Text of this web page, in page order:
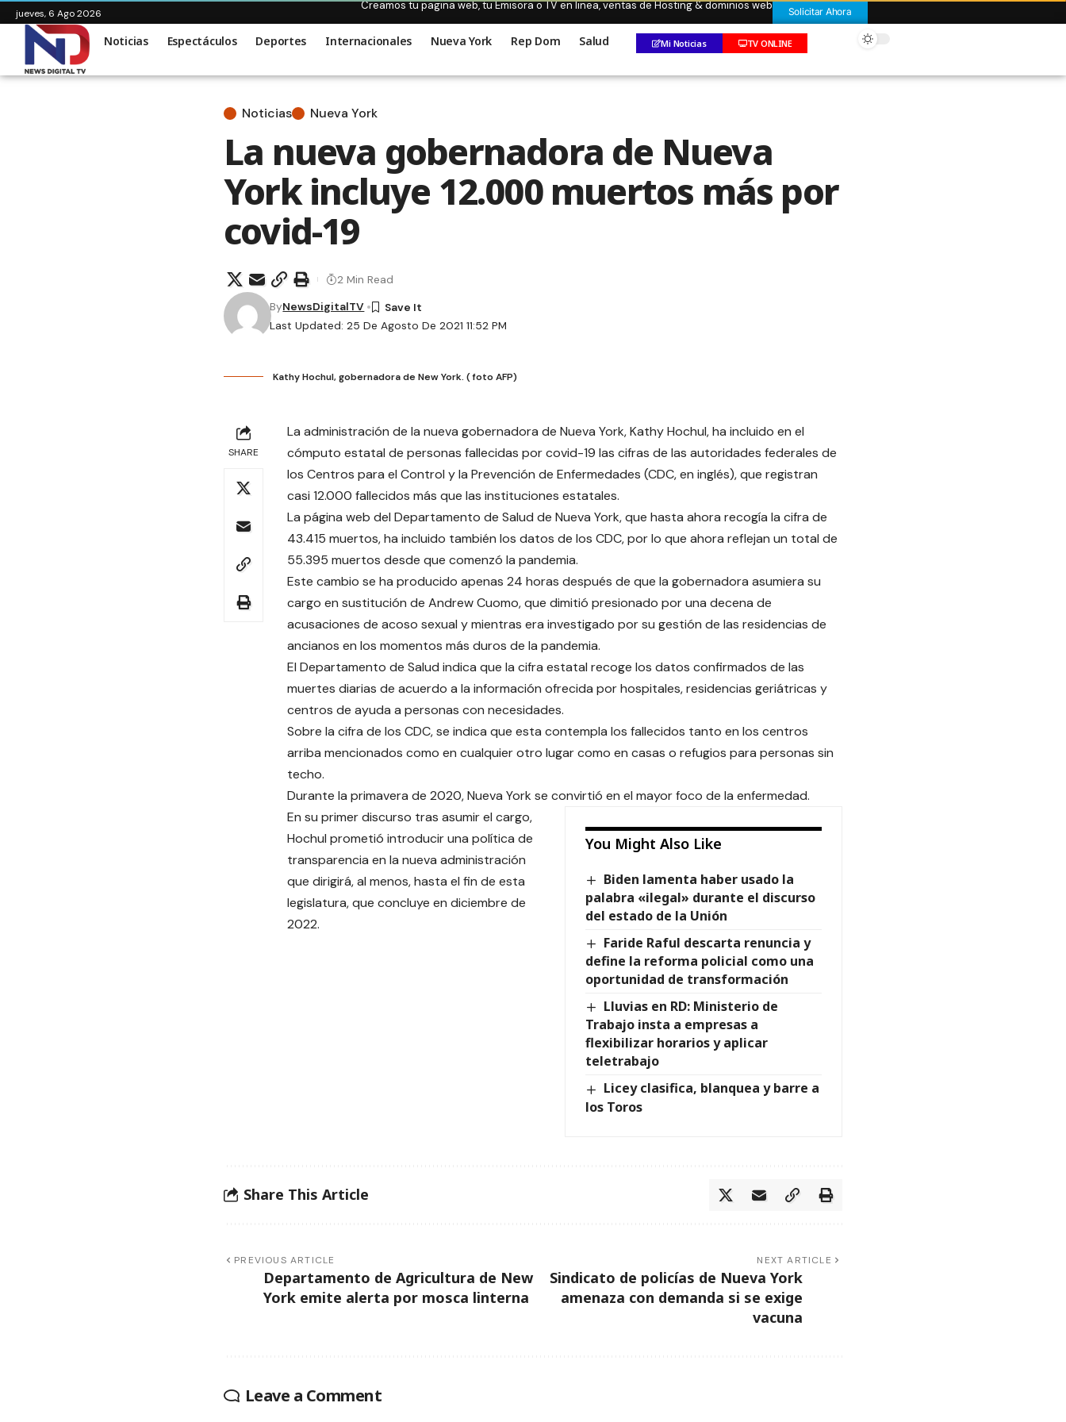
jueves, 6 Ago 2026
Creamos tu pagina web, tu Emisora o TV en linea, ventas de Hosting & dominios web Solicitar Ahora
Noticias Espectáculos Deportes Internacionales Nueva York Rep Dom Salud Mi Noticias TV ONLINE
Noticias Nueva York
La nueva gobernadora de Nueva
York incluye 12.000 muertos más por
covid-19
Last Updated: 25 De Agosto De 2021 11:52 PM
ByNewsDigitalTV
2 Min Read
Kathy Hochul, gobernadora de New York. ( foto AFP)
SHARE
La administración de la nueva gobernadora de Nueva York, Kathy Hochul, ha incluido en el
cómputo estatal de personas fallecidas por covid-19 las cifras de las autoridades federales de
los Centros para el Control y la Prevención de Enfermedades (CDC, en inglés), que registran
casi 12.000 fallecidos más que las instituciones estatales.
La página web del Departamento de Salud de Nueva York, que hasta ahora recogía la cifra de
43.415 muertos, ha incluido también los datos de los CDC, por lo que ahora reflejan un total de
55.395 muertos desde que comenzó la pandemia.
Este cambio se ha producido apenas 24 horas después de que la gobernadora asumiera su
cargo en sustitución de Andrew Cuomo, que dimitió presionado por una decena de
acusaciones de acoso sexual y mientras era investigado por su gestión de las residencias de
ancianos en los momentos más duros de la pandemia.
El Departamento de Salud indica que la cifra estatal recoge los datos confirmados de las
muertes diarias de acuerdo a la información ofrecida por hospitales, residencias geriátricas y
centros de ayuda a personas con necesidades.
Sobre la cifra de los CDC, se indica que esta contempla los fallecidos tanto en los centros
arriba mencionados como en cualquier otro lugar como en casas o refugios para personas sin
techo.
Durante la primavera de 2020, Nueva York se convirtió en el mayor foco de la enfermedad.
You Might Also Like
Biden lamenta haber usado la
palabra «ilegal» durante el discurso
del estado de la Unión
Faride Raful descarta renuncia y
define la reforma policial como una
oportunidad de transformación
Lluvias en RD: Ministerio de
Trabajo insta a empresas a
flexibilizar horarios y aplicar
teletrabajo
Licey clasifica, blanquea y barre a
los Toros
En su primer discurso tras asumir el cargo,
Hochul prometió introducir una política de
transparencia en la nueva administración
que dirigirá, al menos, hasta el fin de esta
legislatura, que concluye en diciembre de
2022.
Share This Article
PREVIOUS ARTICLE
Departamento de Agricultura de New
York emite alerta por mosca linterna
NEXT ARTICLE
Sindicato de policías de Nueva York
amenaza con demanda si se exige
vacuna
Leave a Comment